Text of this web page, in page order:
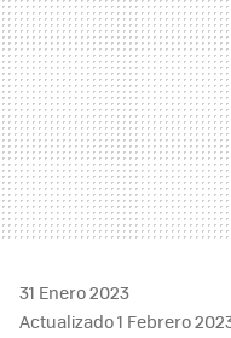
31 Enero 2023
Actualizado 1 Febrero